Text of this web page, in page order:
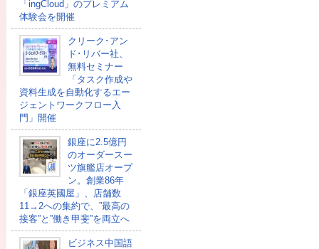
「ingCloud」のプレミアム
体験会を開催
クリーク･アン
ド･リバー社、
無料セミナー
「タスク作成や
資料生成を自動化するエー
ジェントワークフロー入
門」開催
銀座に2.5億円
のオーダースー
ツ旗艦店オープ
ン。創業86年
「銀座英國屋」、店舗数
11→2への集約で、”最高の
接客”と”働き甲斐”を両立へ
ビジネス中国語